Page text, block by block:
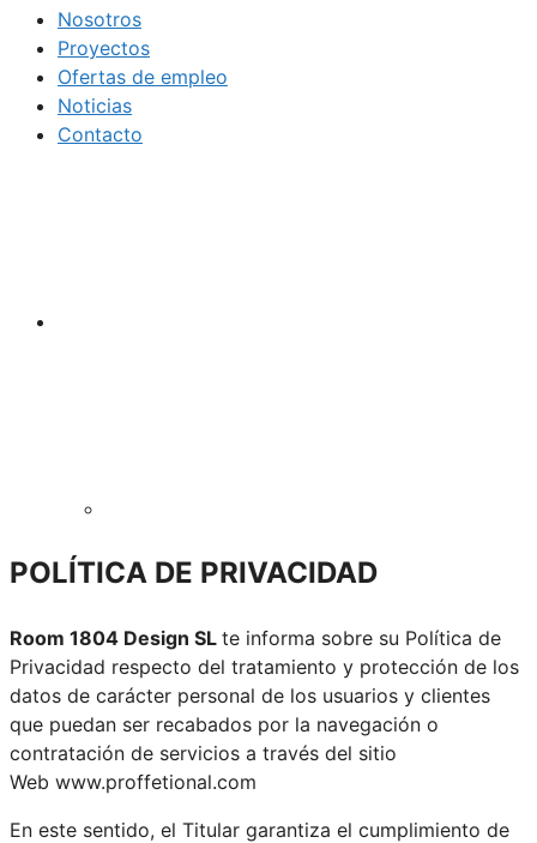
Nosotros
Proyectos
Ofertas de empleo
Noticias
Contacto
POLÍTICA DE PRIVACIDAD
Room 1804 Design SL te informa sobre su Política de
Privacidad respecto del tratamiento y protección de los
datos de carácter personal de los usuarios y clientes
que puedan ser recabados por la navegación o
contratación de servicios a través del sitio
Web www.proffetional.com
En este sentido, el Titular garantiza el cumplimiento de